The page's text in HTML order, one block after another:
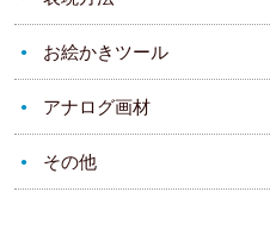
お絵かきツール
アナログ画材
その他